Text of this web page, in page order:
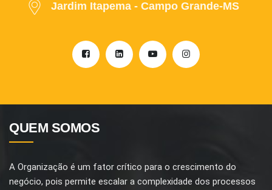
Jardim Itapema - Campo Grande-MS
QUEM SOMOS
A Organização é um fator crítico para o crescimento do
negócio, pois permite escalar a complexidade dos processos